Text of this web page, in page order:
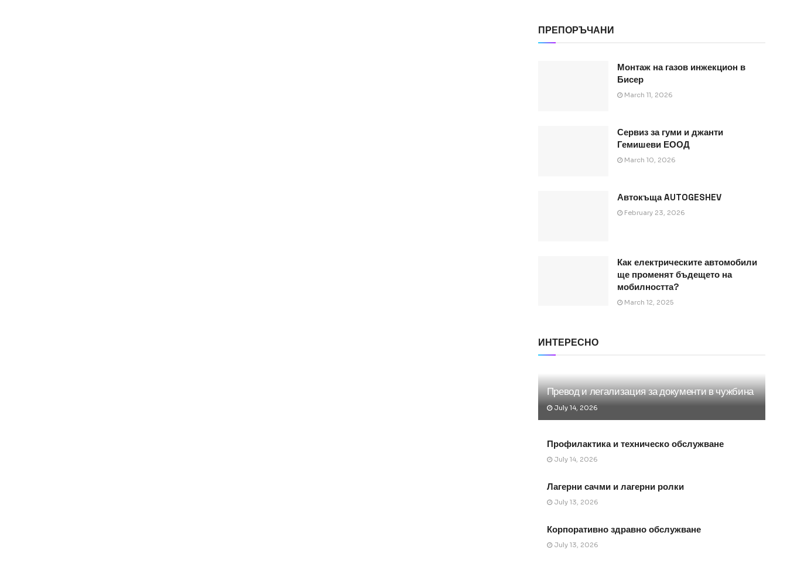
ПРЕПОРЪЧАНИ
Монтаж на газов инжекцион в
Бисер
March 11, 2026
Сервиз за гуми и джанти
Гемишеви ЕООД
March 10, 2026
Автокъща AUTOGESHEV
February 23, 2026
Как електрическите автомобили
ще променят бъдещето на
мобилността?
March 12, 2025
ИНТЕРЕСНО
Превод и легализация за документи в чужбина
July 14, 2026
Профилактика и техническо обслужване
July 14, 2026
Лагерни сачми и лагерни ролки
July 13, 2026
Корпоративно здравно обслужване
July 13, 2026